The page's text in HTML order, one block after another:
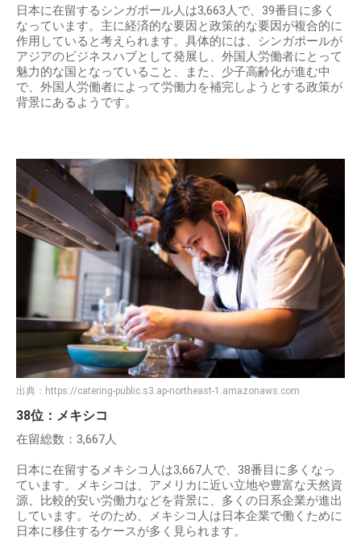
日本に在留するシンガポール人は3,663人で、39番目に多く
なっています。主に経済的な要因と政策的な要因が複合的に
作用していると考えられます。具体的には、シンガポールが
アジアのビジネスハブとして発展し、外国人労働者にとって
魅力的な国となっていること、また、少子高齢化が進む中
で、外国人労働者によって労働力を補完しようとする政策が
背景にあるようです。
出典： https://catering-public.s3.ap-northeast-1.amazonaws.com
38位：メキシコ
在留総数：3,667人
日本に在留するメキシコ人は3,667人で、38番目に多くなっ
ています。メキシコは、アメリカに近い立地や豊富な天然資
源、比較的安い労働力などを背景に、多くの日系企業が進出
しています。そのため、メキシコ人は日本企業で働くために
日本に移住するケースが多く見られます。